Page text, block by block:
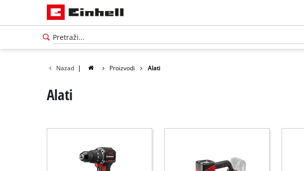
Nazad | Proizvodi Alati
Alati